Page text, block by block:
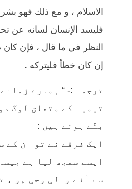
الاسلام ، و مع ذلك فهو
فليسد الإنسان لسانه عن
النظر في ما قال ، فإن كان
إن كان خطأ فليتركه .
ترجمہ :- “ ہمارے
تیمیہ کے متعلق لوگ
بٹّے ہوئے ہیں :
ایک فرقے نے تو ان کے
ایسے سمجھ لیا ہے
سے آنے والی وحی ہو ،